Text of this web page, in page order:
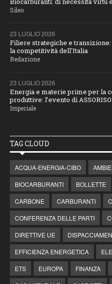
Sileo
23 LUGLIO 2026
Filiere strategiche e
la competitività dell'Italia
Redazione
23 LUGLIO 2026
Energia e materie prime per la
produttive: l’evento di
Imperiale
TAG CLOUD
ACQUA-ENERGIA-CIBO
BIOCARBURANTI
BOLLETTE
CARBONE
CARBURANTI
CONFERENZA DELLE PARTI
DIRETTIVE UE
EFFICIENZA ENERGETICA
ETS
EUROPA FINANZA